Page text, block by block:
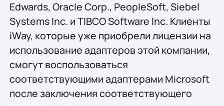
Edwards, Oracle Corp., PeopleSoft, Siebel
Systems Inc. и TIBCO Software Inc. Клиенты
iWay, которые уже приобрели лицензии на
использование адаптеров этой компании,
смогут воспользоваться
соответствующими адаптерами Microsoft
после заключения соответствующего